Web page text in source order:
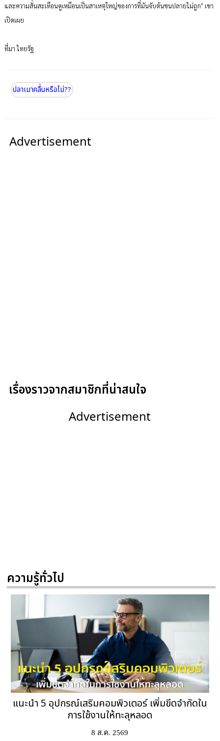
และความสั่นสะเทือนดูเหมือนเป็นสาเหตุใหญ่ของการที่มันจับต้นชนปลายไม่ถูก" เขา
เปิดเผย
ที่มา ไทยรัฐ
ปลาเมาคลื่นหรือไม่??
Advertisement
เรื่องราวจากสมาชิกที่น่าสนใจ
Advertisement
ความรู้ทั่วไป
แนะนำ 5 อุปกรณ์เสริมคอมพิวเตอร์ เพิ่มขีดจำกัดใน
การใช้งานให้ทะลุหลอด
8 ส.ค. 2569